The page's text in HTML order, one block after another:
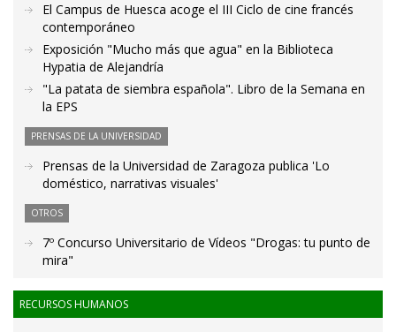
El Campus de Huesca acoge el III Ciclo de cine francés
contemporáneo
Exposición "Mucho más que agua" en la Biblioteca
Hypatia de Alejandría
"La patata de siembra española". Libro de la Semana en
la EPS
PRENSAS DE LA UNIVERSIDAD
Prensas de la Universidad de Zaragoza publica 'Lo
doméstico, narrativas visuales'
OTROS
7º Concurso Universitario de Vídeos "Drogas: tu punto de
mira"
RECURSOS HUMANOS